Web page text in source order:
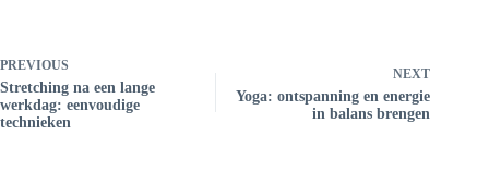
PREVIOUS
Stretching na een lange
werkdag: eenvoudige
technieken
NEXT
Yoga: ontspanning en energie
in balans brengen